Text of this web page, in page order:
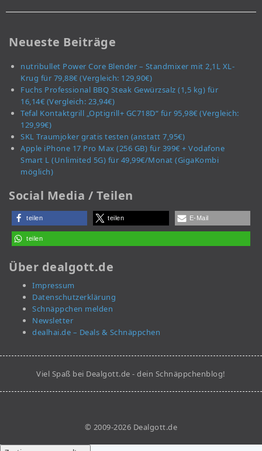
Neueste Beiträge
nutribullet Power Core Blender – Standmixer mit 2,1L XL-
Krug für 79,88€ (Vergleich: 129,90€)
Fuchs Professional BBQ Steak Gewürzsalz (1,5 kg) für
16,14€ (Vergleich: 23,94€)
Tefal Kontaktgrill „Optigrill+ GC718D“ für 95,98€ (Vergleich:
129,99€)
SKL Traumjoker gratis testen (anstatt 7,95€)
Apple iPhone 17 Pro Max (256 GB) für 399€ + Vodafone
Smart L (Unlimited 5G) für 49,99€/Monat (GigaKombi
möglich)
Social Media / Teilen
teilen teilen E-Mail
teilen
Über dealgott.de
Impressum
Datenschutzerklärung
Schnäppchen melden
Newsletter
dealhai.de – Deals & Schnäppchen
Viel Spaß bei Dealgott.de - dein Schnäppchenblog!
© 2009-2026 Dealgott.de